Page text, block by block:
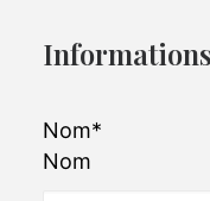
Nom*
Nom